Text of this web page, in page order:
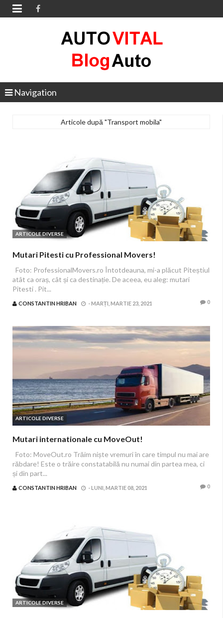

Navigation
Articole după "Transport mobila"
ARTICOLE DIVERSE
Mutari Pitesti cu Professional Movers!
Foto: ProfessionalMovers.ro Întotdeauna, mi-a plăcut Piteștiul
atât ca oraș, cât și ca destinație. De aceea, eu aleg: mutari
Pitesti . Pit...
CONSTANTIN HRIBAN -MARȚI, MARTIE 23, 2021 0
ARTICOLE DIVERSE
Mutari internationale cu MoveOut!
Foto: MoveOut.ro Trăim niște vremuri în care timpul nu mai are
răbdare! Este o trăire constatabilă nu numai din partea mea, ci
și din part...
CONSTANTIN HRIBAN -LUNI, MARTIE 08, 2021 0
ARTICOLE DIVERSE